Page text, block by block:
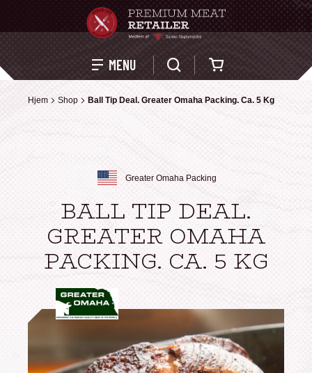
MENU
Hjem Shop Ball Tip Deal. Greater Omaha Packing. Ca. 5 Kg
Hjem Shop Ball Tip Deal. Greater Omaha Packing. Ca. 5 Kg
Greater Omaha Packing
BALL TIP DEAL.
GREATER OMAHA
PACKING. CA. 5 KG